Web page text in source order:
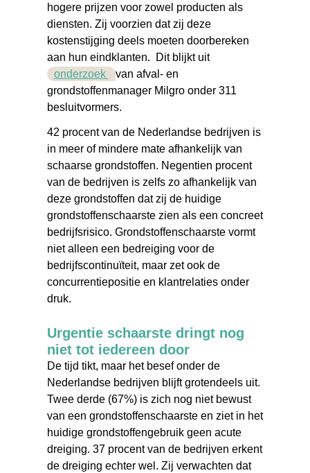
hogere prijzen voor zowel producten als
diensten. Zij voorzien dat zij deze
kostenstijging deels moeten doorbereken
aan hun eindklanten. Dit blijkt uit
onderzoek
van afval- en
grondstoffenmanager Milgro onder 311
besluitvormers.
42 procent van de Nederlandse bedrijven is
in meer of mindere mate afhankelijk van
schaarse grondstoffen. Negentien procent
van de bedrijven is zelfs zo afhankelijk van
deze grondstoffen dat zij de huidige
grondstoffenschaarste zien als een concreet
bedrijfsrisico. Grondstoffenschaarste vormt
niet alleen een bedreiging voor de
bedrijfscontinuïteit, maar zet ook de
concurrentiepositie en klantrelaties onder
druk.
Urgentie schaarste dringt nog
niet tot iedereen door
De tijd tikt, maar het besef onder de
Nederlandse bedrijven blijft grotendeels uit.
Twee derde (67%) is zich nog niet bewust
van een grondstoffenschaarste en ziet in het
huidige grondstoffengebruik geen acute
dreiging. 37 procent van de bedrijven erkent
de dreiging echter wel. Zij verwachten dat